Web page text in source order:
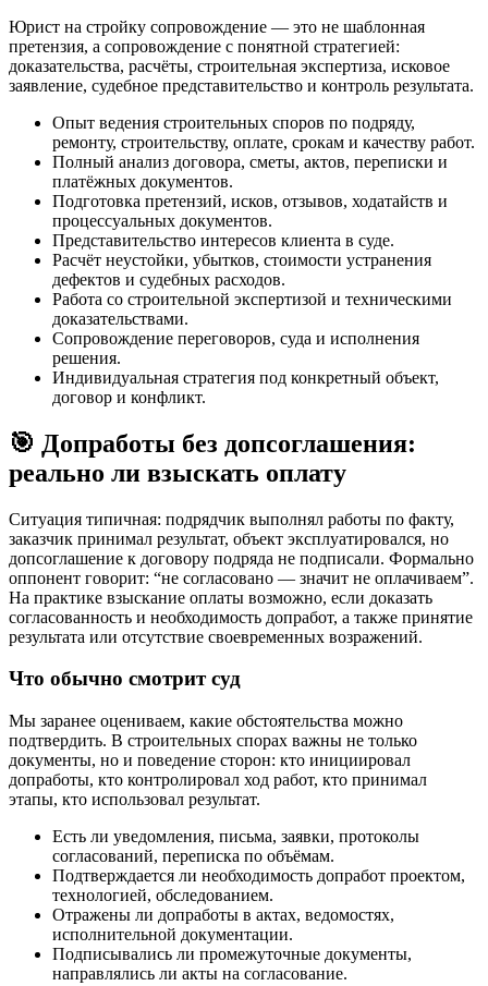
Юрист на стройку сопровождение — это не шаблонная
претензия, а сопровождение с понятной стратегией:
доказательства, расчёты, строительная экспертиза, исковое
заявление, судебное представительство и контроль результата.
Опыт ведения строительных споров по подряду,
ремонту, строительству, оплате, срокам и качеству работ.
Полный анализ договора, сметы, актов, переписки и
платёжных документов.
Подготовка претензий, исков, отзывов, ходатайств и
процессуальных документов.
Представительство интересов клиента в суде.
Расчёт неустойки, убытков, стоимости устранения
дефектов и судебных расходов.
Работа со строительной экспертизой и техническими
доказательствами.
Сопровождение переговоров, суда и исполнения
решения.
Индивидуальная стратегия под конкретный объект,
договор и конфликт.
🎯 Допработы без допсоглашения:
реально ли взыскать оплату
Ситуация типичная: подрядчик выполнял работы по факту,
заказчик принимал результат, объект эксплуатировался, но
допсоглашение к договору подряда не подписали. Формально
оппонент говорит: “не согласовано — значит не оплачиваем”.
На практике взыскание оплаты возможно, если доказать
согласованность и необходимость допработ, а также принятие
результата или отсутствие своевременных возражений.
Что обычно смотрит суд
Мы заранее оцениваем, какие обстоятельства можно
подтвердить. В строительных спорах важны не только
документы, но и поведение сторон: кто инициировал
допработы, кто контролировал ход работ, кто принимал
этапы, кто использовал результат.
Есть ли уведомления, письма, заявки, протоколы
согласований, переписка по объёмам.
Подтверждается ли необходимость допработ проектом,
технологией, обследованием.
Отражены ли допработы в актах, ведомостях,
исполнительной документации.
Подписывались ли промежуточные документы,
направлялись ли акты на согласование.